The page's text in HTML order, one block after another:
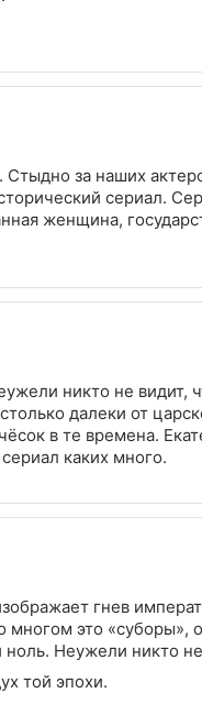
за наших
сериал.
женщина,
никто не видит,
далеки от
в те времена.
каких много.
гнев
это «суборы»,
Неужели никто не
той эпохи.